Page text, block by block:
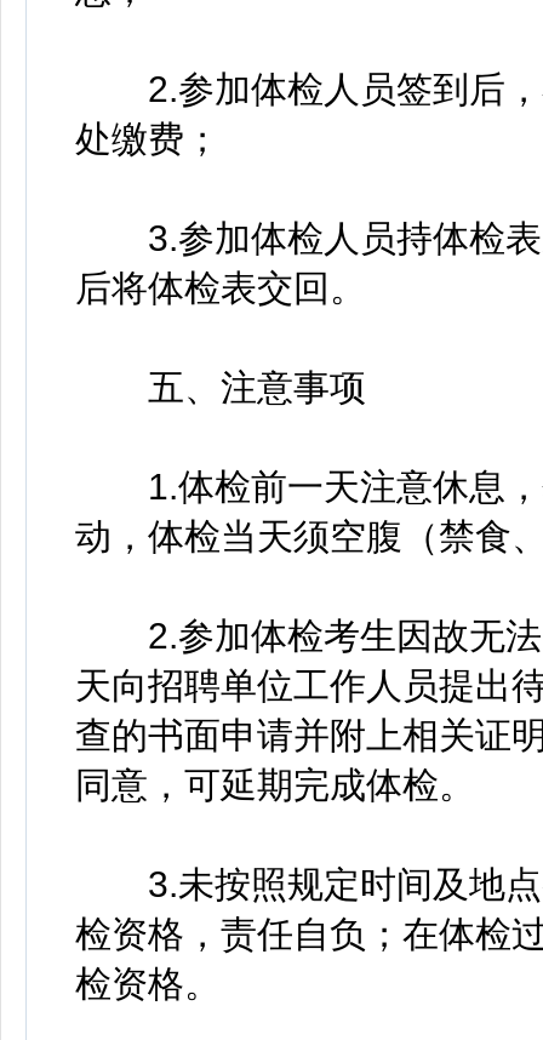
2.参加体检人员签到后，
处缴费；
3.参加体检人员持体检表
后将体检表交回。
五、注意事项
1.体检前一天注意休息，
动，体检当天须空腹（禁食
2.参加体检考生因故无法
天向招聘单位工作人员提出
查的书面申请并附上相关证
同意，可延期完成体检。
3.未按照规定时间及地点
检资格，责任自负；在体检
检资格。